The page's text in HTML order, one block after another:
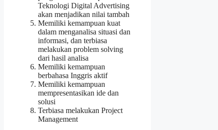
Teknologi Digital Advertising
akan menjadikan nilai tambah
Memiliki kemampuan kuat
dalam menganalisa situasi dan
informasi, dan terbiasa
melakukan problem solving
dari hasil analisa
Memiliki kemampuan
berbahasa Inggris aktif
Memiliki kemampuan
mempresentasikan ide dan
solusi
Terbiasa melakukan Project
Management